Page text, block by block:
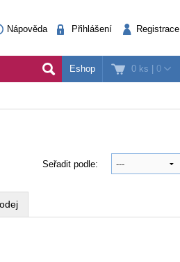
Nápověda Přihlášení Registrace
0 ks | 0
Eshop
Seřadit podle: